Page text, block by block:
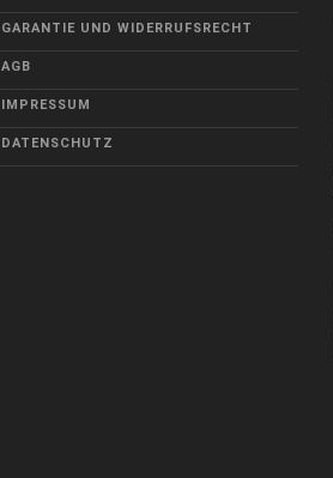
GARANTIE UND WIDERRUFSRECHT
AGB
IMPRESSUM
DATENSCHUTZ